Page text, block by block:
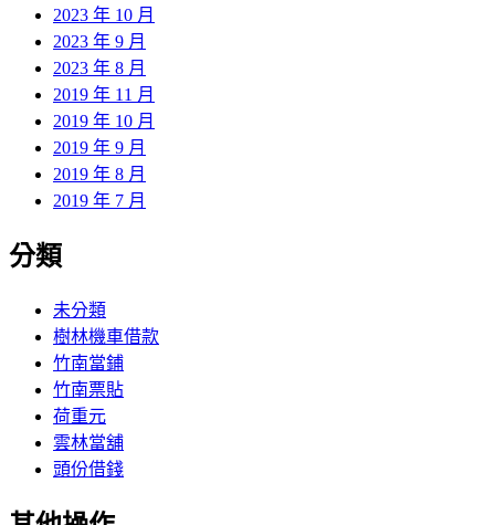
2023 年 10 月
2023 年 9 月
2023 年 8 月
2019 年 11 月
2019 年 10 月
2019 年 9 月
2019 年 8 月
2019 年 7 月
分類
未分類
樹林機車借款
竹南當鋪
竹南票貼
荷重元
雲林當舖
頭份借錢